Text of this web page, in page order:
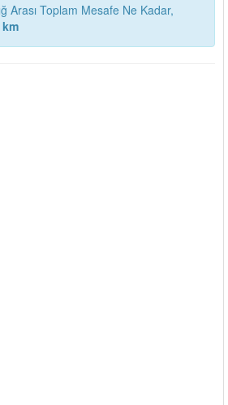
Arası Toplam Mesafe Ne Kadar,